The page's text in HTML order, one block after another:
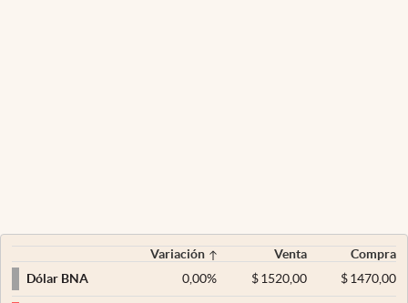
Variación Venta
Compra
Dólar BNA
0,00% $ 1520,00 $1470,00